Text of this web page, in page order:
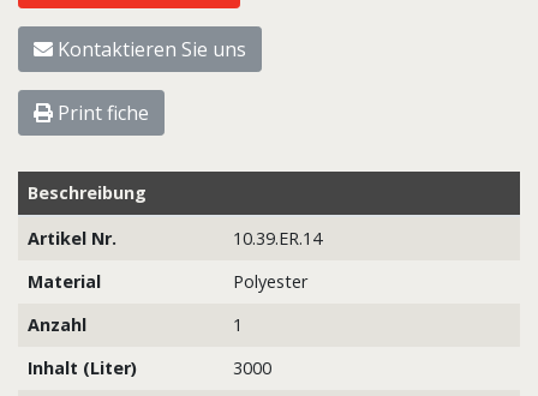
Kontaktieren Sie uns
Print fiche
Beschreibung
Artikel Nr.
10.39.ER.14
Material
Polyester
Anzahl
1
Inhalt (Liter)
3000